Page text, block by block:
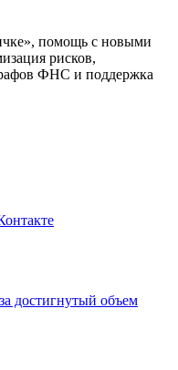
помощь с новыми
рисков,
ФНС и поддержка
достигнутый объем